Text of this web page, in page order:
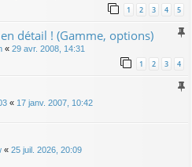
1 2 3 4 5
détail ! (Gamme, options)
« 29 avr. 2008, 14:31
1 2 3 4
« 17 janv. 2007, 10:42
« 25 juil. 2026, 20:09